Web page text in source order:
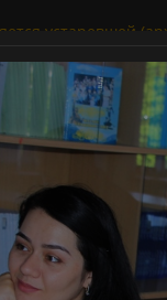
устаревшей